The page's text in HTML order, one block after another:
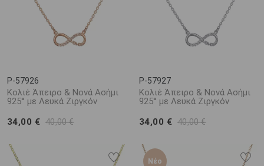
P-57926
Κολιέ Άπειρο & Νονά Ασήμι
925° με Λευκά Ζιργκόν
34,00 € 40,00 €
P-57927
Κολιέ Άπειρο & Νονά Ασήμι
925° με Λευκά Ζιργκόν
34,00 € 40,00 €
Νέο